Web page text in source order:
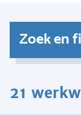
Zoek en
21